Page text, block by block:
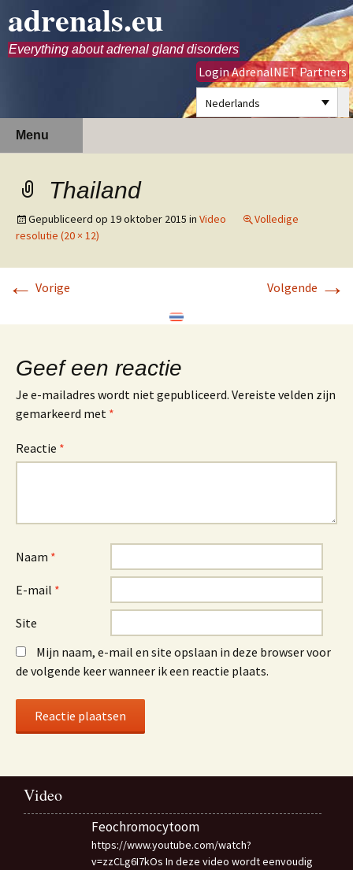
adrenals.eu
Everything about adrenal gland disorders
Login AdrenalNET Partners
Nederlands
Menu
inhoud
Thailand
Gepubliceerd op 19 oktober 2015 in Video
Volledige
resolutie (20 × 12)
← Vorige Volgende →
Geef een reactie
Je e-mailadres wordt niet gepubliceerd. Vereiste velden zijn
gemarkeerd met *
Reactie *
Naam *
E-mail *
Site
Mijn naam, e-mail en site opslaan in deze browser voor
de volgende keer wanneer ik een reactie plaats.
Video
Feochromocytoom
https://www.youtube.com/watch?
v=zzCLg6I7kOs In deze video wordt eenvoudig